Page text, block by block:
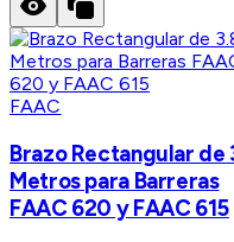
FAAC
Brazo Rectangular de
Metros para Barreras
FAAC 620 y FAAC 615